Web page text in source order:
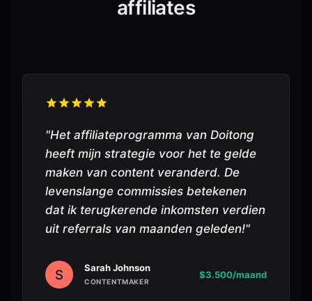
affiliates
"Het affiliateprogramma van Doitong
heeft mijn strategie voor het te gelde
maken van content veranderd. De
levenslange commissies betekenen
dat ik terugkerende inkomsten verdien
uit referrals van maanden geleden!"
S Sarah Johnson
CONTENTMAKER
$3.500/maand